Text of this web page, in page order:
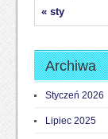
« sty
Archiwa
Styczeń 2026
Lipiec 2025